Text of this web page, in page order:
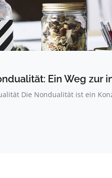
Ein Weg zur
Die Nondualität ist ein